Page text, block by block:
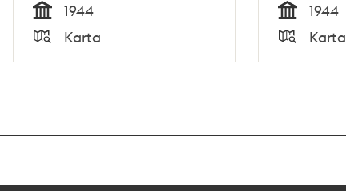
Tid
1944
Karta Tid
1944
Karta